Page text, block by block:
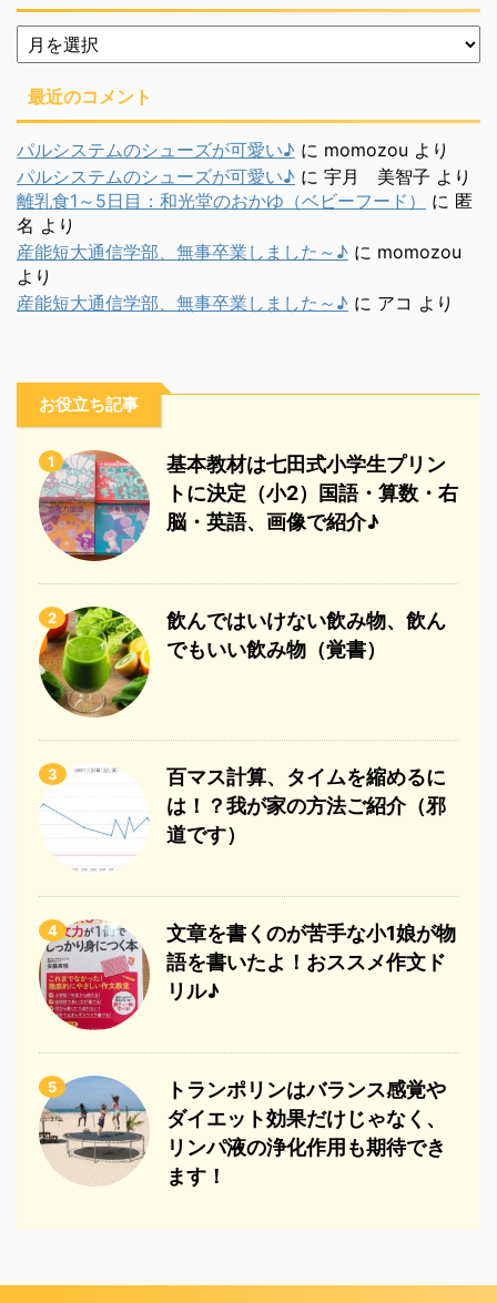
月
別
最近のコメント
パルシステムのシューズが可愛い♪ に momozou より
パルシステムのシューズが可愛い♪ に 宇月 美智子 より
離乳食1～5日目：和光堂のおかゆ（ベビーフード）
に 匿
名 より
産能短大通信学部、無事卒業しました～♪ に momozou
より
産能短大通信学部、無事卒業しました～♪ に アコ より
お役立ち記事
1
基本教材は七田式小学生プリン
トに決定（小2）国語・算数・右
脳・英語、画像で紹介♪
2
飲んではいけない飲み物、飲ん
でもいい飲み物（覚書）
3
百マス計算、タイムを縮めるに
は！？我が家の方法ご紹介（邪
道です）
4
文章を書くのが苦手な小1娘が物
語を書いたよ！おススメ作文ド
リル♪
5
トランポリンはバランス感覚や
ダイエット効果だけじゃなく、
リンパ液の浄化作用も期待でき
ます！